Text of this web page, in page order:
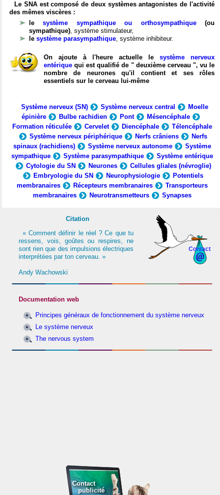
Le SNA est composé de deux systèmes antagonistes de l'activité
des mêmes viscères :
lesystème sympathique ou orthosympathique(ou
sympathique), système stimulateur,
le système parasympathique, système inhibiteur.
On ajoute à l'heure actuelle le système nerveux
entérique qui est qualifié de " deuxième cerveau ", vu le
nombre de neurones qu'il contient et ses rôles
essentiels sur le cerveau lui-même
Système nerveux (SN) Système nerveux central
Moelle
épinière
Bulbe rachidien Pont
Mésencéphale
Formation réticulée
Cervelet Diencéphale
Télencéphale
Système nerveux périphérique
Nerfs crâniens
Nerfs
spinaux (rachidiens)
Système nerveux autonome
Système
sympathique
Système parasympathique
Système entérique
Cytologie du SN
Neurones
Cellules gliales (névroglie)
Embryologie du SN
Neurophysiologie
Potentiels
membranaires
Récepteurs membranaires
Transporteurs
membranaires
Neurotransmetteurs Synapses
Contact
Citation
« Comment définir le réel ? Ce que tu
ressens, vois, goûtes ou respires, ne
sont rien que des impulsions électriques
interprétées par ton cerveau. »
Andy Wachowski
Documentation web
Principes généraux de fonctionnement du système nerveux
Le système nerveux
The nervous system
Contact
publicité